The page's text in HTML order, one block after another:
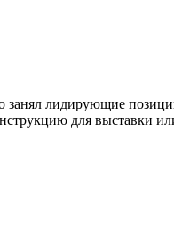
лиди­ру­ю­щие
для выстав­ки